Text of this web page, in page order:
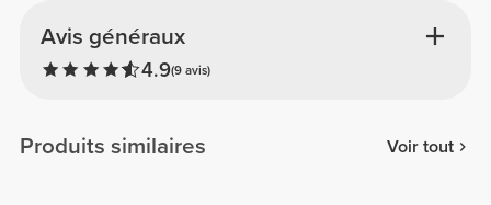
Avis généraux
4.9(9 avis)
Produits similaires Voir tout